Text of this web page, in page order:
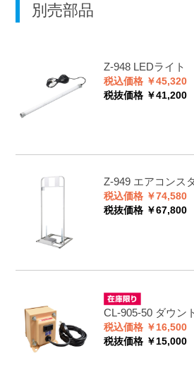
別売部品
Z-948 LEDライト
税込価格 ￥45,320
税抜価格 ￥41,200
Z-949 エアコンス
税込価格 ￥74,580
税抜価格 ￥67,800
CL-905-50 ダウン
税込価格 ￥16,500
税抜価格 ￥15,000